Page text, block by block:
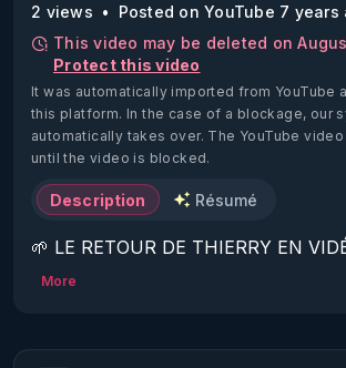
2 views
Posted on YouTube 7 years
This video may be deleted on
Protect this video
It was automatically imported from YouTube
this platform. In the case of a blockage, our
automatically takes over. The YouTube
until the video is blocked.
Description Résumé
🌱 LE RETOUR DE THIERRY EN
2022)!
https://www.rgnr.fr/presentation.html
More